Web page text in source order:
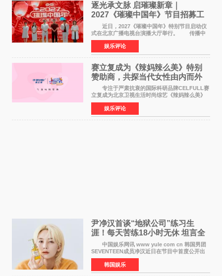
逐光承文脉 启璀璨新章｜
2027《璀璨中国年》节目招募工
作圆满启动
近日，2027《璀璨中国年》特别节目启动仪
式在北京广播电视台演播大厅举行。 传播中
华优秀传统文化，弘扬纯正国风艺术，打造高规
格、高质感、正能量的文艺盛典，是璀璨中国年
矢志不渝的初心
娱乐评论
赛立复成为《辣妈辣么美》特别
赞助商，共探当代女性由内而外
活力美
专注于严肃抗衰的国际科研品牌CELFULL赛
立复成为北京卫视生活时尚综艺《辣妈辣么美》
的特别赞助商,明星辣妈袁咏仪倾情参与，向广大
都市女性传递健康生活新主张，寄语当代女性在
家庭与自我之间
娱乐评论
尹净汉首谈“地狱公司”练习生
涯！每天苦练18小时无休 坦言全
靠成员撑过来
中国娱乐网讯 www yule com cn 韩国男团
SEVENTEEN成员净汉近日在节目中首度公开出
道前的残酷练习生经历，并提及经纪公司Pledis
娱乐，引发广泛关注。 在8月2日播出的日本
TBS综艺节目《周
韩国娱乐